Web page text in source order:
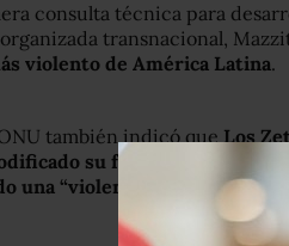
consulta técnica para
transnacional,
violento de América Latina.
también indicó queLos
su forma de operación
una “violencia descarada”